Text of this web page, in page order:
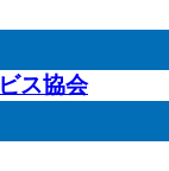
ス協会